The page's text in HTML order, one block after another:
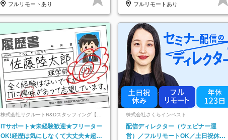
フルリモートあり
フルリモートあり
株式会社リクルートR&Dスタッフィング【リ
クルートグループ】
ITサポート★未経験歓迎★フリーター
OK!経歴は気にしなくて大丈夫★超大
株式会社さくらインベスト
配信ディレクター（ウェビナー運
営）／フルリモートOK／土日祝休み